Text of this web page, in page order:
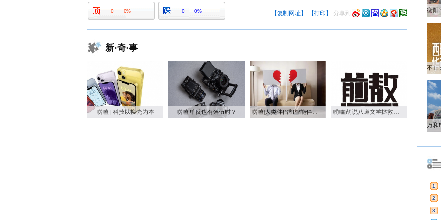
0 0% 0 0% 【复制网址】 【打印】 分享到
新·奇·事
唠嗑 | 科技以换壳为本 唠嗑|单反也有落伍时？ 唠嗑|人类伴侣和智能伴侣 哪个更好？ 唠嗑|胡说八道文学拯救春节尴尬症
1
2
3